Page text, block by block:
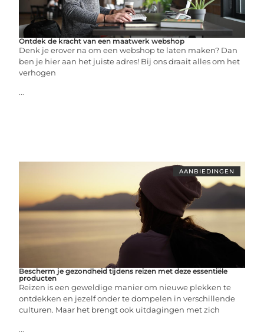
Ontdek de kracht van een maatwerk webshop
Denk je erover na om een webshop te laten maken? Dan
ben je hier aan het juiste adres! Bij ons draait alles om het
verhogen
...
AANBIEDINGEN
Bescherm je gezondheid tijdens reizen met deze essentiële
producten
Reizen is een geweldige manier om nieuwe plekken te
ontdekken en jezelf onder te dompelen in verschillende
culturen. Maar het brengt ook uitdagingen met zich
...